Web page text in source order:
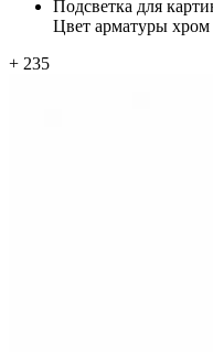
Подсветка для
Цвет арматуры
+ 235